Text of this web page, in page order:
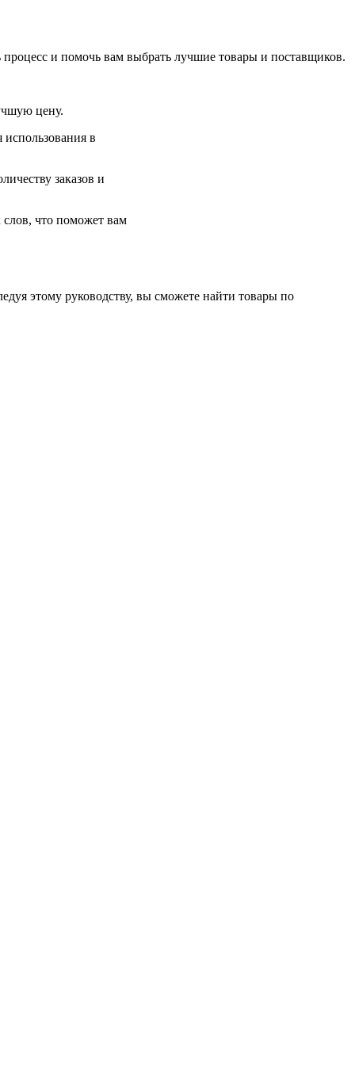
процесс и помочь вам выбрать лучшие товары и поставщиков.
цену.
использования в
заказов и
что поможет вам
этому руководству, вы сможете найти товары по